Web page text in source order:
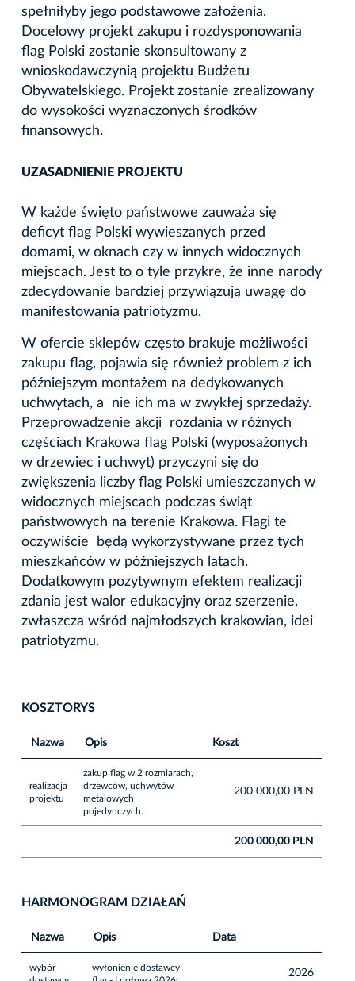
spełniłyby jego podstawowe założenia.
Docelowy projekt zakupu i rozdysponowania
flag Polski zostanie skonsultowany z
wnioskodawczynią projektu Budżetu
Obywatelskiego. Projekt zostanie zrealizowany
do wysokości wyznaczonych środków
finansowych.
UZASADNIENIE PROJEKTU
W każde święto państwowe zauważa się
deficyt flag Polski wywieszanych przed
domami, w oknach czy w innych widocznych
miejscach. Jest to o tyle przykre, że inne narody
zdecydowanie bardziej przywiązują uwagę do
manifestowania patriotyzmu.
W ofercie sklepów często brakuje możliwości
zakupu flag, pojawia się również problem z ich
późniejszym montażem na dedykowanych
uchwytach, a nie ich ma w zwykłej sprzedaży.
Przeprowadzenie akcji rozdania w różnych
częściach Krakowa flag Polski (wyposażonych
w drzewiec i uchwyt) przyczyni się do
zwiększenia liczby flag Polski umieszczanych w
widocznych miejscach podczas świąt
państwowych na terenie Krakowa. Flagi te
oczywiście będą wykorzystywane przez tych
mieszkańców w późniejszych latach.
Dodatkowym pozytywnym efektem realizacji
zdania jest walor edukacyjny oraz szerzenie,
zwłaszcza wśród najmłodszych krakowian, idei
patriotyzmu.
KOSZTORYS
Nazwa Opis Koszt
realizacja
projektu
zakup flag w 2 rozmiarach,
drzewców, uchwytów
metalowych
pojedynczych.
200 000,00 PLN
200 000,00 PLN
HARMONOGRAM DZIAŁAŃ
Nazwa Opis Data
wybór
wyłonienie dostawcy
2026